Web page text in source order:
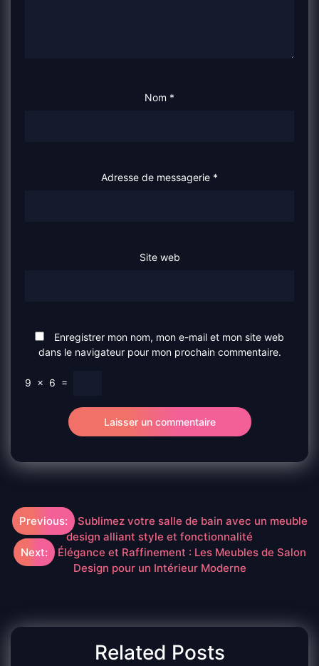
Nom *
Adresse de messagerie *
Site web
Enregistrer mon nom, mon e-mail et mon site web
dans le navigateur pour mon prochain commentaire.
9 × 6 =
Navigation
de
l’article
Previous:
Sublimez votre salle de bain avec un meuble
design alliant style et fonctionnalité
Next:
Élégance et Raffinement : Les Meubles de Salon
Design pour un Intérieur Moderne
Related Posts